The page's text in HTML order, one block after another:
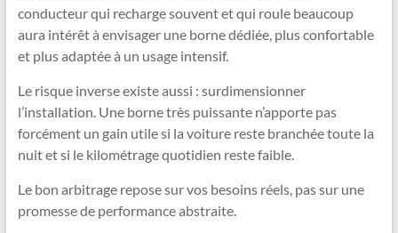
conducteur qui recharge souvent et qui roule beaucoup
aura intérêt à envisager une borne dédiée, plus confortable
et plus adaptée à un usage intensif.
Le risque inverse existe aussi : surdimensionner
l’installation. Une borne très puissante n’apporte pas
forcément un gain utile si la voiture reste branchée toute la
nuit et si le kilométrage quotidien reste faible.
Le bon arbitrage repose sur vos besoins réels, pas sur une
promesse de performance abstraite.